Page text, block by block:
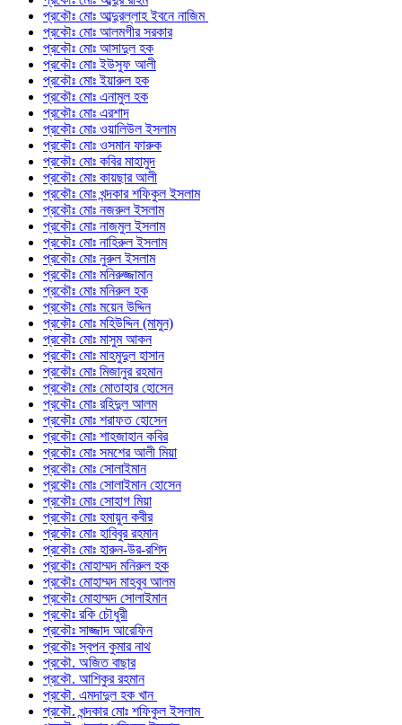
প্রকৌঃ মোঃ আব্দুরল্লাহ ইবনে নাজিম
প্রকৌঃ মোঃ আলমগীর সরকার
প্রকৌঃ মোঃ আসাদুল হক
প্রকৌঃ মোঃ ইউসুফ আলী
প্রকৌঃ মোঃ ইয়ারুল হক
প্রকৌঃ মোঃ এনামুল হক
প্রকৌঃ মোঃ এরশাদ
প্রকৌঃ মোঃ ওয়ালিউল ইসলাম
প্রকৌঃ মোঃ ওসমান ফারুক
প্রকৌঃ মোঃ কবির মাহামুদ
প্রকৌঃ মোঃ কায়ছার আলী
প্রকৌঃ মোঃ খন্দকার শফিকুল ইসলাম
প্রকৌঃ মোঃ নজরুল ইসলাম
প্রকৌঃ মোঃ নাজমুল ইসলাম
প্রকৌঃ মোঃ নাহিরুল ইসলাম
প্রকৌঃ মোঃ নুরুল ইসলাম
প্রকৌঃ মোঃ মনিরুজ্জামান
প্রকৌঃ মোঃ মনিরুল হক
প্রকৌঃ মোঃ ময়েন উদ্দিন
প্রকৌঃ মোঃ মহিউদ্দিন (মামুন)
প্রকৌঃ মোঃ মাসুম আকন
প্রকৌঃ মোঃ মাহমুদুল হাসান
প্রকৌঃ মোঃ মিজানুর রহমান
প্রকৌঃ মোঃ মোতাহার হোসেন
প্রকৌঃ মোঃ রহিদুল আলম
প্রকৌঃ মোঃ শরাফত হোসেন
প্রকৌঃ মোঃ শাহজাহান কবির
প্রকৌঃ মোঃ সমশের আলী মিয়া
প্রকৌঃ মোঃ সোলাইমান
প্রকৌঃ মোঃ সোলাইমান হোসেন
প্রকৌঃ মোঃ সোহাগ মিয়া
প্রকৌঃ মোঃ হমায়ুন কবীর
প্রকৌঃ মোঃ হাবিবুর রহমান
প্রকৌঃ মোঃ হারুন-উর-রশিদ
প্রকৌঃ মোহাম্মদ মনিরুল হক
প্রকৌঃ মোহাম্মদ মাহবুব আলম
প্রকৌঃ মোহাম্মদ সোলাইমান
প্রকৌঃ রকি চৌধুরী
প্রকৌঃ সাজ্জাদ আরেফিন
প্রকৌঃ স্বপন কুমার নাথ
প্রকৌ. অজিত বাছার
প্রকৌ. আশিকুর রহমান
প্রকৌ. এমদাদুল হক খান
প্রকৌ. খন্দকার মোঃ শফিকুল ইসলাম